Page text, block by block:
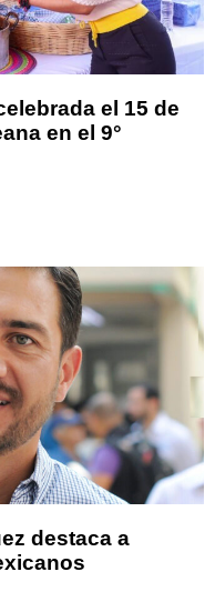
el 15 de
en el 9°
destaca a